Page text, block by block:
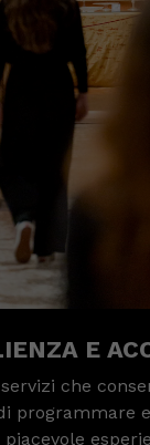
E
che
programmare
piacevole